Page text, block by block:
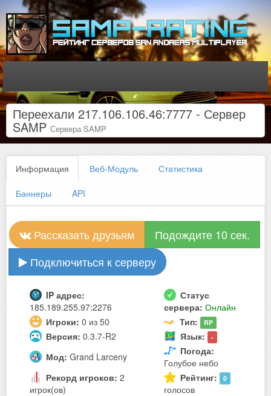
Переехали 217.106.106.46:7777 - Сервер
SAMP Сервера SAMP
Информация Веб-Модуль Статистика
Баннеры API
Рассказать друзьям
Подождите 10 сек.
Подключиться к серверу
IP адрес:
185.189.255.97:2276
Статус
сервера: Онлайн
Игроки: 0 из 50 Тип: RP
Версия: 0.3.7-R2 Язык: -
Мод: Grand Larceny
Погода:
Голубое небо
Рекорд игроков: 2
игрок(ов)
Рейтинг: 0
голосов